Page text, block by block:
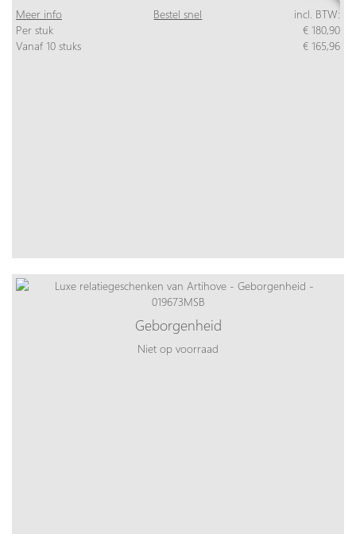
Meer info Bestel snel
incl. BTW:
Per stuk
€ 180,90
Vanaf 10 stuks
€ 165,96
Geborgenheid
Niet op voorraad